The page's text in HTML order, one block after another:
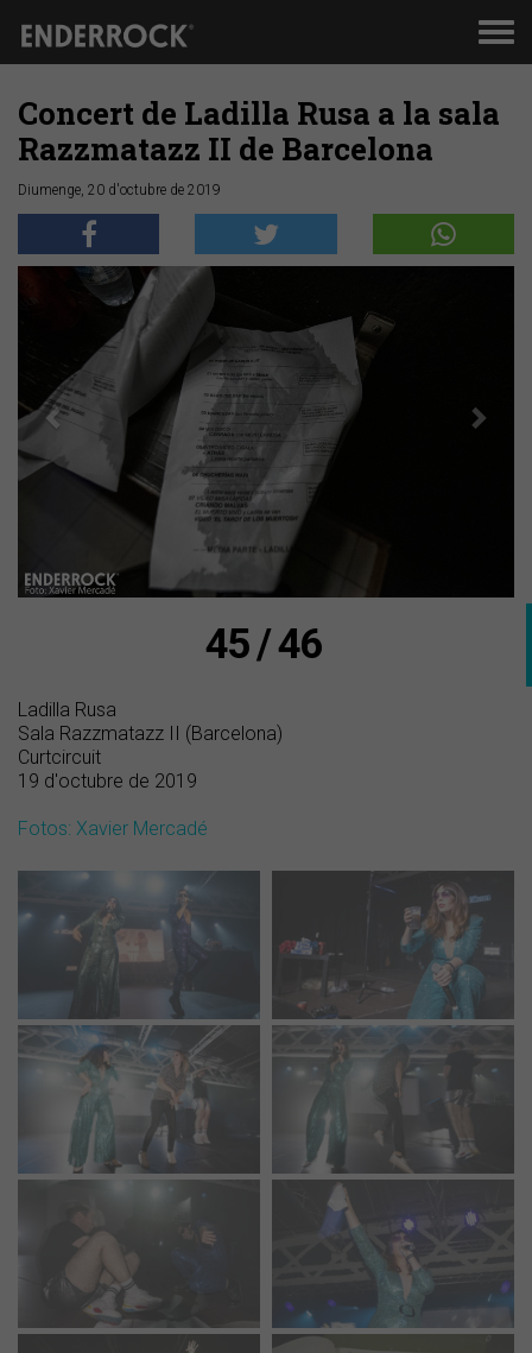
Concert de Ladilla Rusa a la sala
Razzmatazz II de Barcelona
Diumenge, 20 d'octubre de 2019
Anterior
45 / 46
Ladilla Rusa
Sala Razzmatazz II (Barcelona)
Curtcircuit
19 d'octubre de 2019
Fotos: Xavier Mercadé